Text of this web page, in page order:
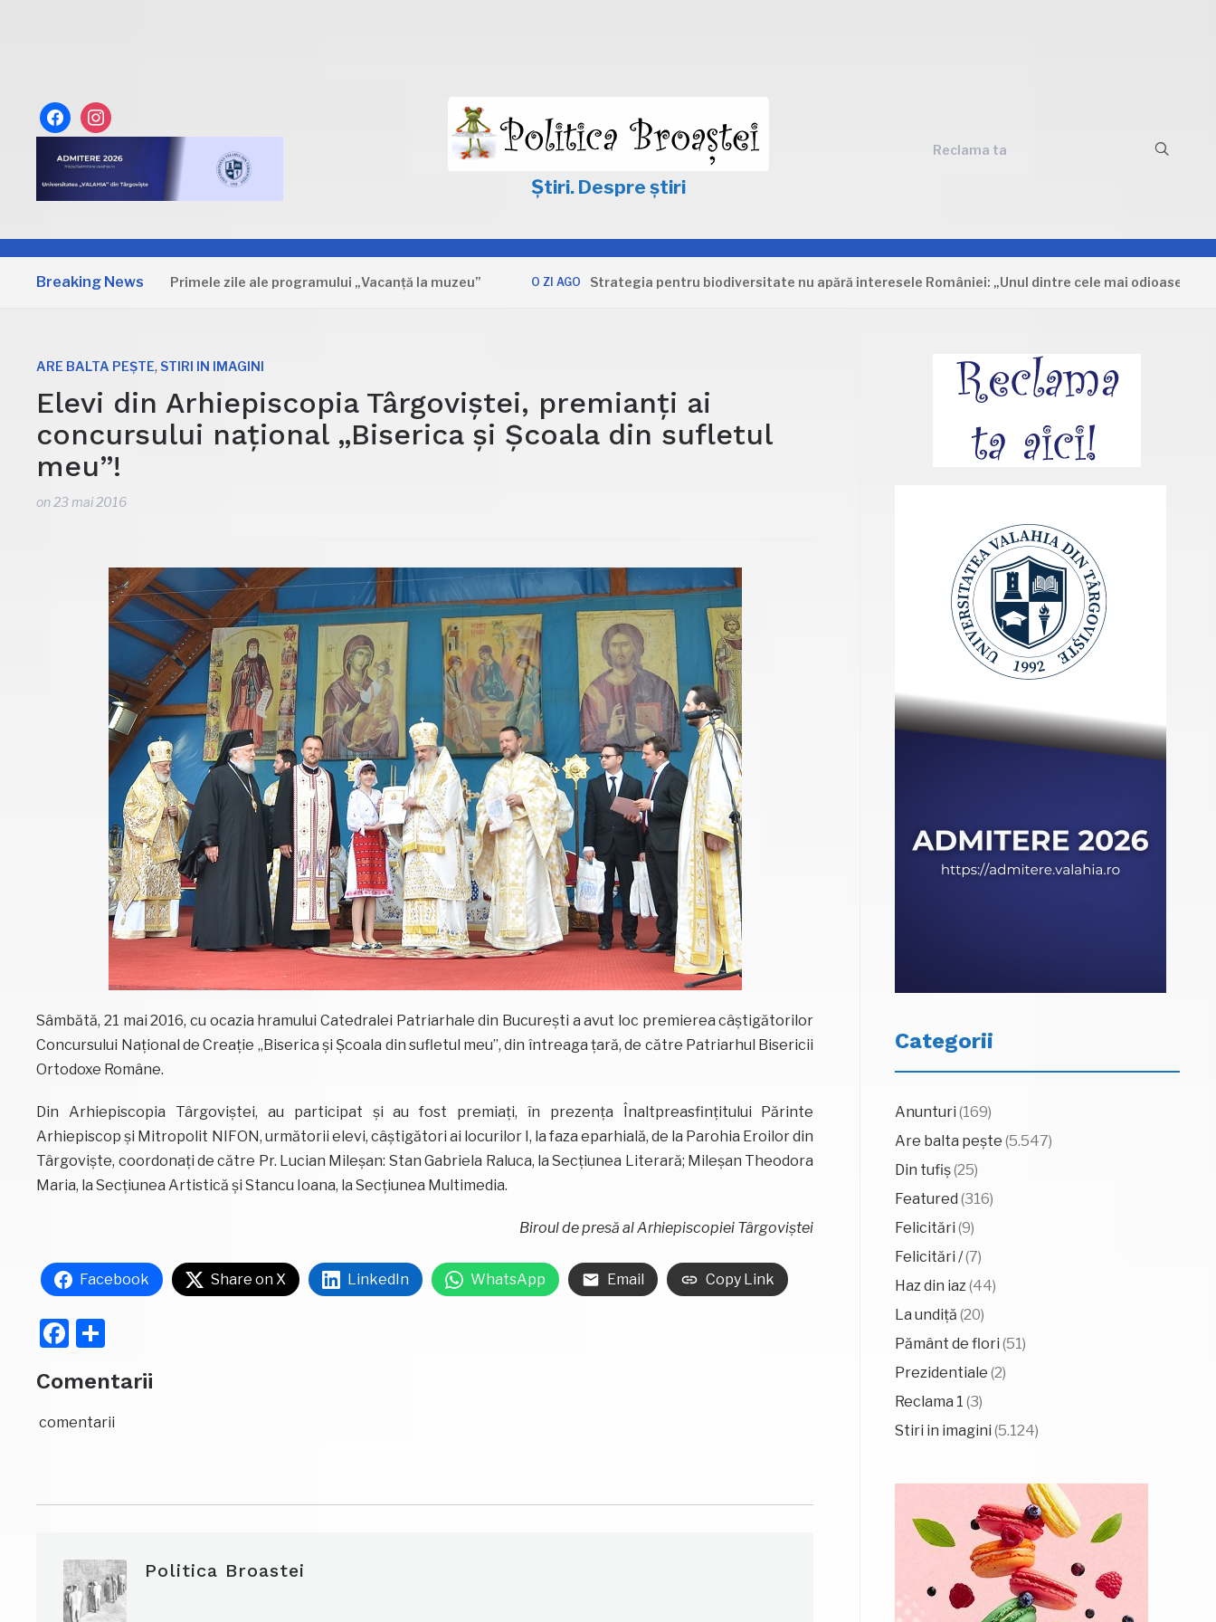
facebookinstagram
Știri. Despre știri
Reclama ta
Breaking News
Dâmbovița: Primele zile ale programului „Vacanță la muzeu” O ZI AGO Strategia pentru biodiversitate nu apără interesele României: „Unul dintre cele mai odioase documente
ARE BALTA PEȘTE, STIRI IN IMAGINI
Elevi din Arhiepiscopia Târgoviștei, premianți ai
concursului național „Biserica și Școala din sufletul
meu”!
on 23 mai 2016
Sâmbătă, 21 mai 2016, cu ocazia hramului Catedralei Patriarhale din București a avut loc premierea câștigătorilor
Concursului Național de Creație „Biserica și Școala din sufletul meu”, din întreaga țară, de către Patriarhul Bisericii
Ortodoxe Române.
Din Arhiepiscopia Târgoviștei, au participat și au fost premiați, în prezența Înaltpreasfințitului Părinte
Arhiepiscop și Mitropolit NIFON, următorii elevi, câștigători ai locurilor I, la faza eparhială, de la Parohia Eroilor din
Târgoviște, coordonați de către Pr. Lucian Mileșan: Stan Gabriela Raluca, la Secțiunea Literară; Mileșan Theodora
Maria, la Secțiunea Artistică și Stancu Ioana, la Secțiunea Multimedia.
Biroul de presă al Arhiepiscopiei Târgoviștei
Facebook Share on X LinkedIn WhatsApp Email Copy Link
Facebook
Comentarii
comentarii
Politica Broastei
Categorii
Anunturi (169)
Are balta pește (5.547)
Din tufiș(25)
Featured (316)
Felicitări (9)
Felicitări /(7)
Haz din iaz(44)
La undiță (20)
Pământ de flori (51)
Prezidentiale (2)
Reclama 1 (3)
Stiri in imagini (5.124)